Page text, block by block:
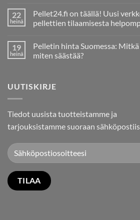
Pelletin
Tuotanto
ja
Suomessa
22
heinä
Pellet24.fi on täällä! Uusi
pellettien tilaamisesta
artikkeliin
Pellet24.fi
on
tekee
pellettien
koskaan
19
heinä
Pelletin hinta Suomessa:
miten säästää?
Pelletin
hinta
tekijät
vaikuttavat
miten
UUTISKIRJE
Tiedot uusista tuotteistamme ja
tarjouksistamme suoraan